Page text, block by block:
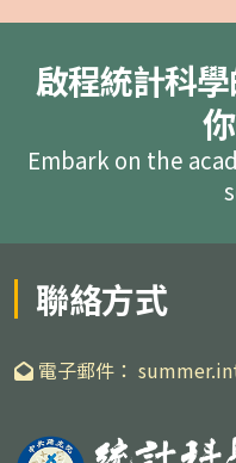
啟程統計科
Embark on the
聯絡方式
電子郵件：